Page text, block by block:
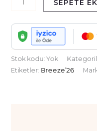
SEPETE
Stok kodu: Yok
Etiketler: Breeze’26